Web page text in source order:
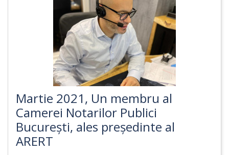
Martie 2021, Un membru al
Camerei Notarilor Publici
București, ales președinte al
ARERT